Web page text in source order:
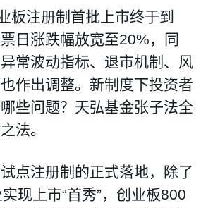
板注册制首批上市终于到
日涨跌幅放宽至20%，同
常波动指标、退市机制、风
作出调整。新制度下投资者
些问题？天弘基金张子法全
法。
点注册制的正式落地，除了
现上市“首秀”，创业板800